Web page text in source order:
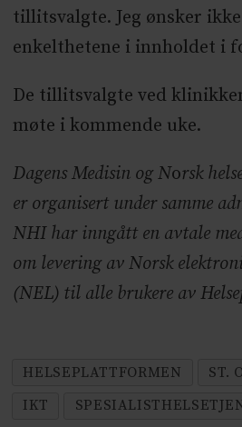
tillitsvalgte. Jeg ønsker
enkelthetene i innholdet i
De tillitsvalgte ved
møte i kommende uke.
Dagens Medisin og Norsk
er organisert under samme
NHI har inngått en avtale
om levering av Norsk
(NEL) til alle brukere av
HELSEPLATTFORMEN
ST.
IKT